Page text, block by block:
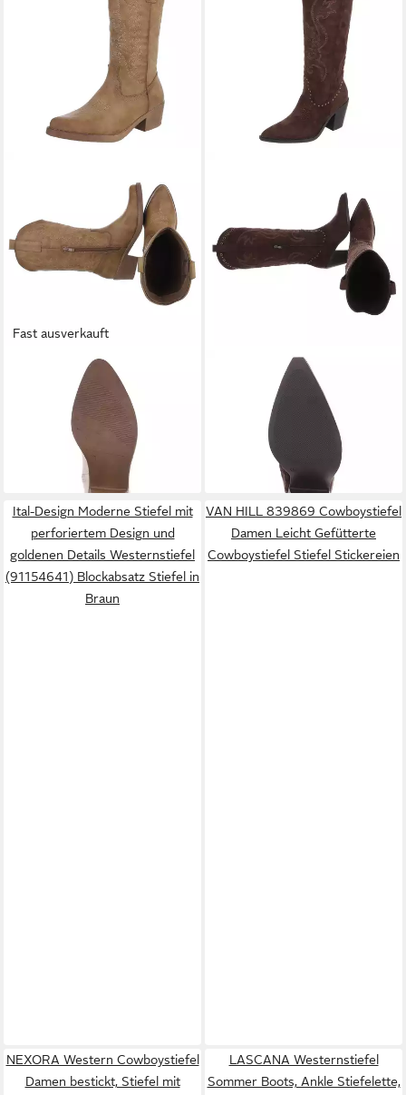
Fast ausverkauft
ITAL-DESIGN
Damen
Kniehohe Western-Stiefel mit
Stickerei und Blockabsatz
Westernstiefel (89938064)
Blockabsatz Stiefel in
UVP 73,99 €
+13
ITAL-DESIGN
Damen
Westernstiefel kniehoch mit
Blockabsatz Westernstiefel
(92078776) Blockabsatz
Stiefel in Braun
UVP
Ital-Design Moderne Stiefel mit
perforiertem Design und
goldenen Details Westernstiefel
(91154641) Blockabsatz Stiefel in
Braun
VAN HILL 839869 Cowboystiefel
Damen Leicht Gefütterte
Cowboystiefel Stiefel Stickereien
NEXORA Western Cowboystiefel
Damen bestickt, Stiefel mit
LASCANA Westernstiefel
Sommer Boots, Ankle Stiefelette,